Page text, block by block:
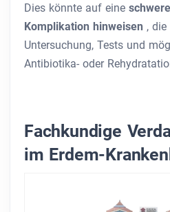
Dies könnte auf eine
Komplikation hinweisen ,
Untersuchung, Tests und
Antibiotika- oder
Fachkundige
im Erdem-